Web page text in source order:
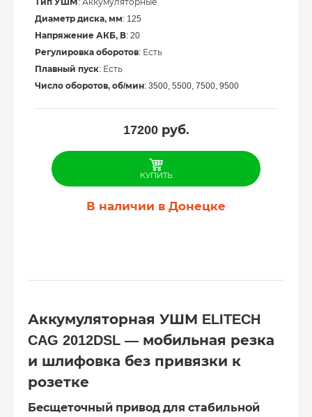
Диаметр диска, мм: 125
Напряжение АКБ, В: 20
Регулировка оборотов: Есть
Плавный пуск: Есть
Число оборотов, об/мин: 3500, 5500, 7500, 9500
17200руб.
КУПИТЬ
В наличии в Донецке
Аккумуляторная УШМ ELITECH
CAG 2012DSL — мобильная резка
и шлифовка без привязки к
розетке
Бесщеточный привод для стабильной